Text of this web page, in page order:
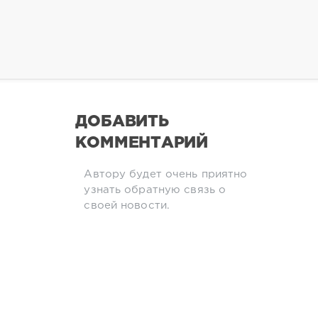
ДОБАВИТЬ
КОММЕНТАРИЙ
Автору будет очень приятно
узнать обратную связь о
своей новости.